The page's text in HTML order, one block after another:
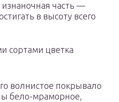
изнаночная часть —
в высоту всего
сортами цветка
волнистое покрывало
бело-мраморное,